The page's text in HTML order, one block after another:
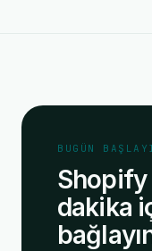
BUGÜN
Shopify
dakika